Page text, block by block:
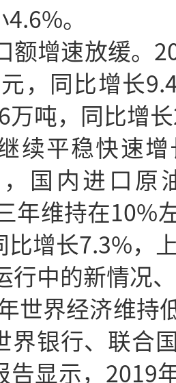
。
额增速放缓。
，同比增长
万吨，同比增
续平稳快速
国内进口原
年维持在10%
比增长7.3%，
行中的新情况
世界经济维持
界银行、联合
告显示，2019